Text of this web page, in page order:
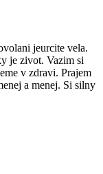
jeurcite vela.
je zivot. Vazim si
v zdravi. Prajem
a menej. Si silny